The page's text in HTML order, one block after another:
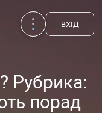
ВХIД
Рубрика:
порад